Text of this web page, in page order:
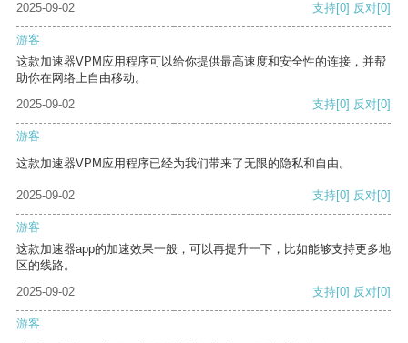
2025-09-02
支持[0] 反对[0]
游客
这款加速器VPM应用程序可以给你提供最高速度和安全性的连接，并帮
助你在网络上自由移动。
2025-09-02
支持[0] 反对[0]
游客
这款加速器VPM应用程序已经为我们带来了无限的隐私和自由。
2025-09-02 支持[0] 反对[0]
游客
这款加速器app的加速效果一般，可以再提升一下，比如能够支持更多地
区的线路。
2025-09-02
支持[0] 反对[0]
游客